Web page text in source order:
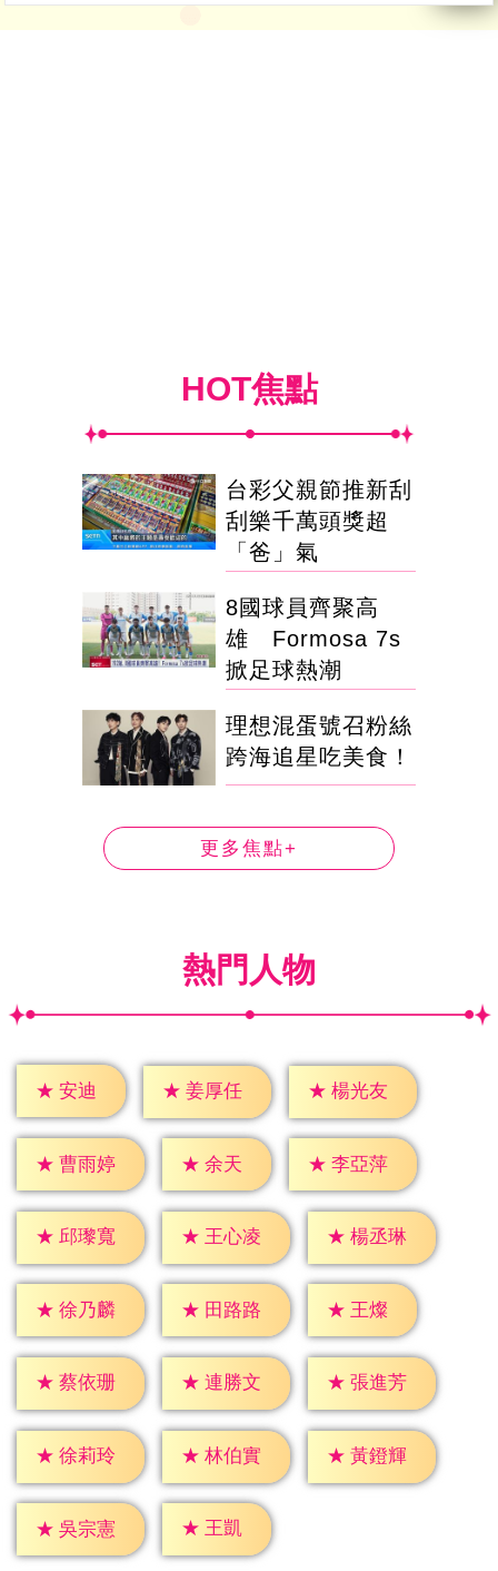
HOT焦點
台彩父親節推新刮
刮樂千萬頭獎超
「爸」氣
8國球員齊聚高
雄 Formosa 7s
掀足球熱潮
理想混蛋號召粉絲
跨海追星吃美食！
更多焦點+
熱門人物
★ 安迪 ★ 姜厚任 ★ 楊光友
★ 曹雨婷 ★ 余天 ★ 李亞萍
★ 邱瓈寬 ★ 王心凌 ★ 楊丞琳
★ 徐乃麟 ★ 田路路 ★ 王燦
★ 蔡依珊 ★ 連勝文 ★ 張進芳
★ 徐莉玲 ★ 林伯實 ★ 黃鐙輝
★ 吳宗憲 ★ 王凱